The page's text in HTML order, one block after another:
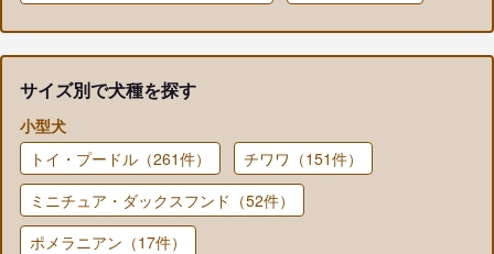
サイズ別で犬種を探す
小型犬
トイ・プードル（261件）
チワワ（151件）
ミニチュア・ダックスフンド（52件）
ポメラニアン（17件）